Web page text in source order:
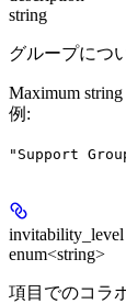
string
グループにつ
Maximum string
例 :
"Support
invitability_level
enum<string>
項目でのコラ